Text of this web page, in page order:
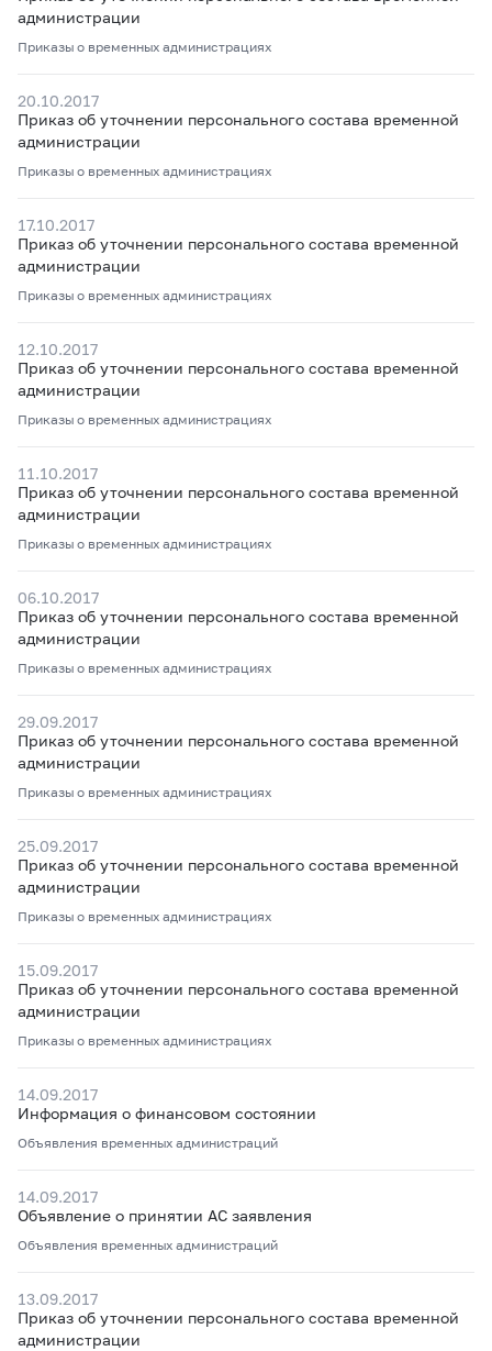
администрации
Приказы о временных администрациях
20.10.2017
Приказ об уточнении персонального состава временной
администрации
Приказы о временных администрациях
17.10.2017
Приказ об уточнении персонального состава временной
администрации
Приказы о временных администрациях
12.10.2017
Приказ об уточнении персонального состава временной
администрации
Приказы о временных администрациях
11.10.2017
Приказ об уточнении персонального состава временной
администрации
Приказы о временных администрациях
06.10.2017
Приказ об уточнении персонального состава временной
администрации
Приказы о временных администрациях
29.09.2017
Приказ об уточнении персонального состава временной
администрации
Приказы о временных администрациях
25.09.2017
Приказ об уточнении персонального состава временной
администрации
Приказы о временных администрациях
15.09.2017
Приказ об уточнении персонального состава временной
администрации
Приказы о временных администрациях
14.09.2017
Информация о финансовом состоянии
Объявления временных администраций
14.09.2017
Объявление о принятии АС заявления
Объявления временных администраций
13.09.2017
Приказ об уточнении персонального состава временной
администрации